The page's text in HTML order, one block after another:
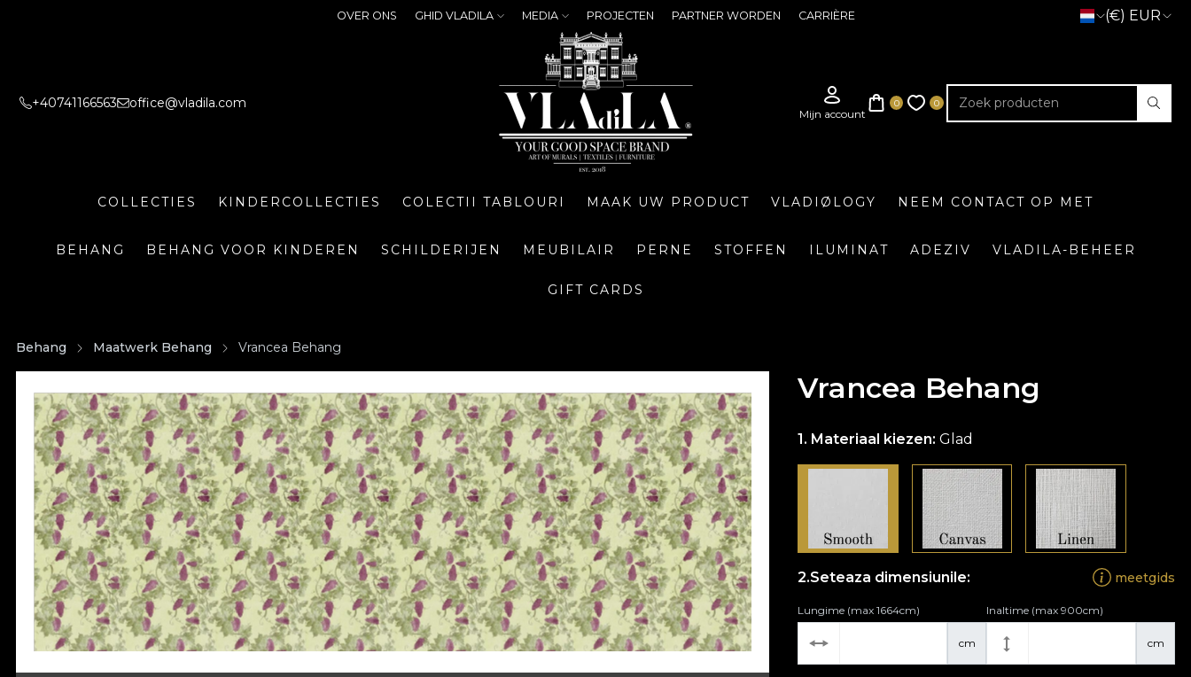
OVER ONS GHID VLADILA MEDIA PROJECTEN PARTNER WORDEN CARRIÈRE (€) EUR
+40741166563 office@vladila.com
COLLECTIES KINDERCOLLECTIES COLECTII TABLOURI MAAK UW PRODUCT VLADIØLOGY NEEM CONTACT OP MET
BEHANG BEHANG VOOR KINDEREN SCHILDERIJEN MEUBILAIR PERNE STOFFEN ILUMINAT ADEZIV VLADILA-BEHEER
GIFT CARDS
Behang Maatwerk Behang Vrancea Behang
Vrancea Behang
Materiaal kiezen:Glad
Seteaza dimensiunile: meetgids
cm
Lungime (max 1664cm)
cm
Inaltime (max 900cm)